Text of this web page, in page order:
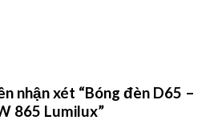
nhận xét “Bóng đèn D65 –
865 Lumilux”